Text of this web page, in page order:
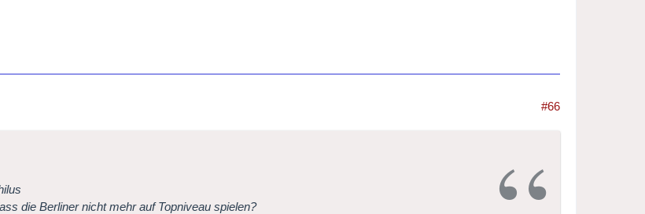
#66
die Berliner nicht mehr auf Topniveau spielen?